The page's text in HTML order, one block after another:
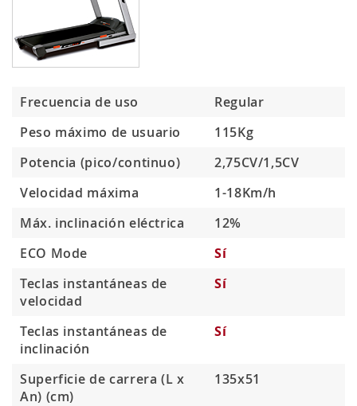
Frecuencia de uso
Regular
Peso máximo de usuario
115Kg
Potencia (pico/continuo)
2,75CV/1,5CV
Velocidad máxima
1-18Km/h
Máx. inclinación eléctrica
12%
ECO Mode
Sí
Teclas instantáneas de
velocidad
Sí
Teclas instantáneas de
inclinación
Sí
Superficie de carrera (L x
An) (cm)
135x51